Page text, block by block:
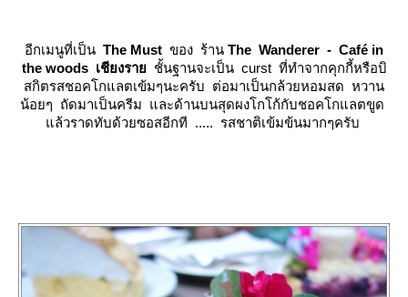
อีกเมนูที่เป็น The Must ของ ร้าน The Wanderer - Café in
the woods เชียงราชั้นฐานจะเป็น curst ที่ทำจากคุกกี้หรือบิ
สกิตรสชอคโกแลตเข้มๆนะครับ ต่อมาเป็นกล้วยหอมสด หวาน
น้อยๆ ถัดมาเป็นครีม และด้านบนสุดผงโกโก้กับชอคโกแลตขูด
ล้วราดทับด้วยซอสอีกที ..... รสชาติเข้มข้นมากๆครับ